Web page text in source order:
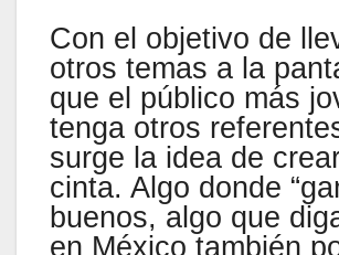
Con el objetivo de
otros temas a la
que el público más
tenga otros
surge la idea de
cinta. Algo donde
buenos, algo que
en México también